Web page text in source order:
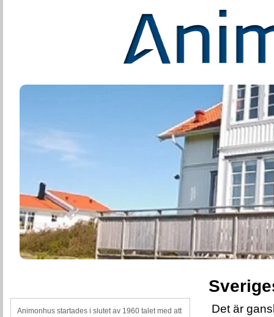
Animonhus startades i slutet av 1960 talet med att
Det är